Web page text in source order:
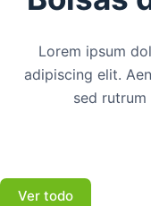
Lorem ipsum
adipiscing elit.
sed
Ver todo